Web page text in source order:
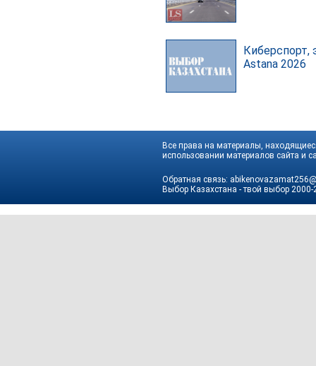
Киберспорт,
Astana 2026
Все права на материалы,
использовании материалов сайта и
Обратная связь:
Выбор Казахстана - твой выбор 2000-